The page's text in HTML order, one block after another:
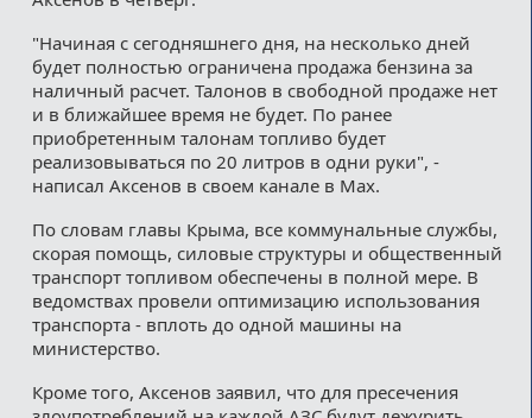
"Начиная с сегодняшнего дня, на несколько дней
будет полностью ограничена продажа бензина за
наличный расчет. Талонов в свободной продаже нет
и в ближайшее время не будет. По ранее
приобретенным талонам топливо будет
реализовываться по 20 литров в одни руки", -
написал Аксенов в своем канале в Max.
По словам главы Крыма, все коммунальные службы,
скорая помощь, силовые структуры и общественный
транспорт топливом обеспечены в полной мере. В
ведомствах провели оптимизацию использования
транспорта - вплоть до одной машины на
министерство.
Кроме того, Аксенов заявил, что для пресечения